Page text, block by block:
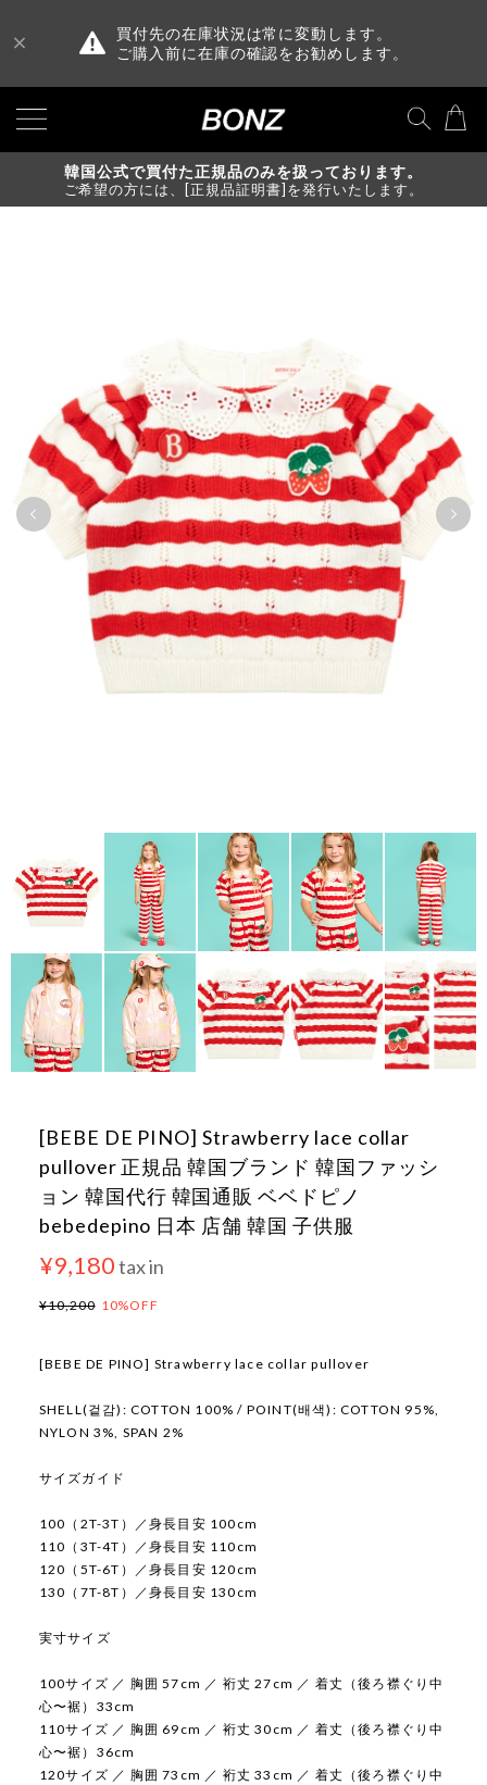
買付先の在庫状況は常に変動します。
ご購入前に在庫の確認をお勧めします。
韓国公式で買付た正規品のみを扱っております。
ご希望の方には、[正規品証明書]を発行いたします。
[BEBE DE PINO] Strawberry lace collar
pullover 正規品 韓国ブランド 韓国ファッシ
ョン 韓国代行 韓国通販 ベベドピノ
bebedepino 日本 店舗 韓国 子供服
¥9,180tax in
¥10,200 10%OFF
[BEBE DE PINO] Strawberry lace collar pullover
SHELL(겉감): COTTON 100% / POINT(배색): COTTON 95%,
NYLON 3%, SPAN 2%
サイズガイド
100（2T-3T）／身長目安 100cm
110（3T-4T）／身長目安 110cm
120（5T-6T）／身長目安 120cm
130（7T-8T）／身長目安 130cm
実寸サイズ
100サイズ ／ 胸囲 57cm ／ 裄丈 27cm ／ 着丈（後ろ襟ぐり中
心〜裾）33cm
110サイズ ／ 胸囲 69cm ／ 裄丈 30cm ／ 着丈（後ろ襟ぐり中
心〜裾）36cm
120サイズ ／ 胸囲 73cm ／ 裄丈 33cm ／ 着丈（後ろ襟ぐり中